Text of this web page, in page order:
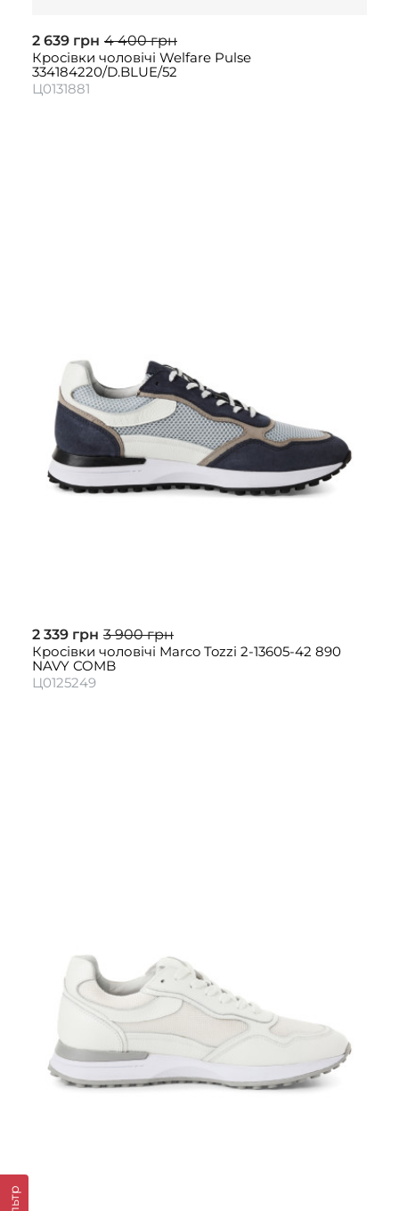
2 639 грн 4 400 грн
Кросівки чоловічі Welfare Pulse
334184220/D.BLUE/52
Ц0131881
2 339 грн 3 900 грн
Кросівки чоловічі Marco Tozzi 2-13605-42 890
NAVY COMB
Ц0125249